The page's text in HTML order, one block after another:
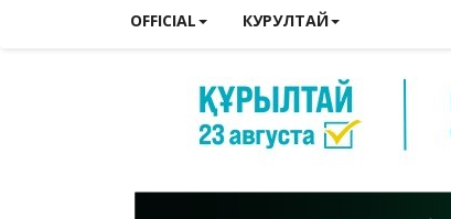
OFFICIAL КУРУЛТАЙ